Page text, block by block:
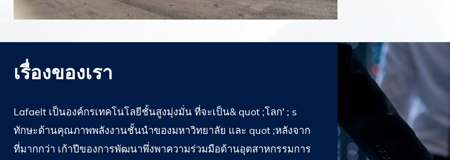
เรื่องของเรา
Lafaelt เป็นองค์กรเทคโนโลยีชั้นสูงมุ่งมั่น ที่จะเป็น& quot ;โลก' ; s
ทักษะด้านคุณภาพพลังงานชั้นนำของมหาวิทยาลัย และ quot ;หลังจาก
ที่มากกว่า เก้าปีของการพัฒนาพึ่งพาความร่วมมือด้านอุตสาหกรรมการ